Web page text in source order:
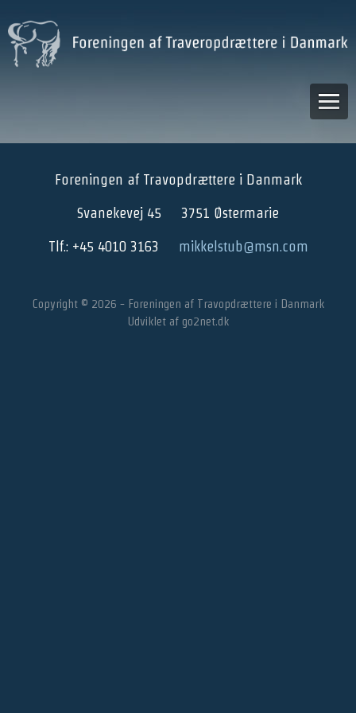
Foreningen af Travopdrættere i Danmark
Svanekevej 45 3751 Østermarie
Tlf.: +45 4010 3163 mikkelstub@msn.com
Copyright © 2026 - Foreningen af Travopdrættere i Danmark
Udviklet af go2net.dk